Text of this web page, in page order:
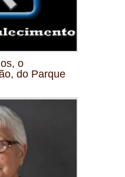
o
do Parque